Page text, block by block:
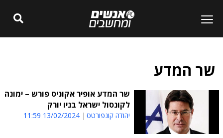
שר המדע
שר המדע אופיר אקוניס פורש – ימונה
לקונסול ישראל בניו יורק
יהודה קונפורטס 13/02/2024 11:59